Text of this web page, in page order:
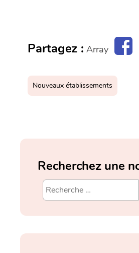
Partagez : Array
Nouveaux établissements
Recherchez une